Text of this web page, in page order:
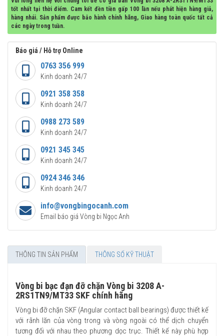
tốt nhất tại thời điểm. Cam kết đền tiền gấp 100 lần nếu phát hiện hàng giả,
hàng nhái. Sản phẩm được bảo hành chính hãng, Giao hàng toàn quốc tất cả
các ngày trong tuần.
Báo giá / Hỗ trợ Online
0763 356 999
Kinh doanh 24/7
0921 358 358
Kinh doanh 24/7
0988 273 589
Kinh doanh 24/7
0921 345 345
Kinh doanh 24/7
0924 346 346
Kinh doanh 24/7
info@vongbingocanh.com
Email báo giá Vòng bi Ngọc Anh
THÔNG TIN SẢN PHẨM THÔNG SỐ KỸ THUẬT
Vòng bi bạc đạn đỡ chặn Vòng bi 3208 A-
2RS1TN9/MT33 SKF chính hãng
Vòng bi đỡ chặn SKF (Angular contact ball bearings) được thiết kế
với rãnh lăn của vòng trong và vòng ngoài có thể dịch chuyển
tương đối với nhau theo phương dọc trục. Thiết kế này phù hợp